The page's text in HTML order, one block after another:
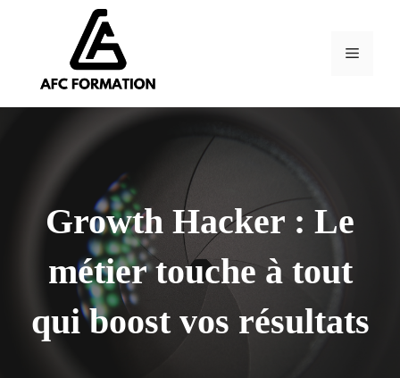
Menu
Growth Hacker : Le
métier touche à tout
qui boost vos résultats